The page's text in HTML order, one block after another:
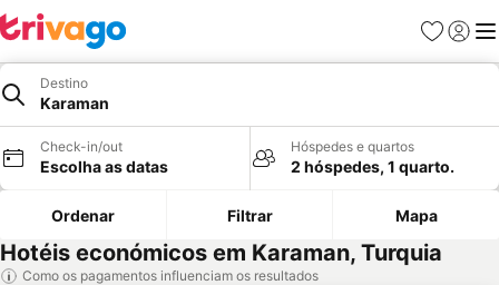
Favoritos
Iniciar
Destino
Karaman
Check-in/out
Escolha as datas
Hóspedes e quartos
2 hóspedes, 1 quarto.
Ordenar Filtrar Mapa
Hotéis económicos em Karaman, Turquia
Como os pagamentos influenciam os resultados